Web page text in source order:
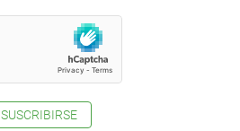
SUSCRIBIRSE